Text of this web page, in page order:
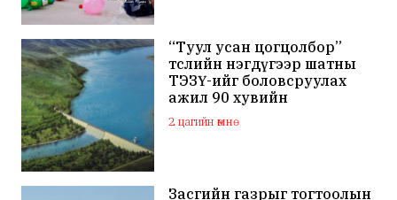
“Туул усан цогцолбор”
төслийн нэгдүгээр шатны
ТЭЗҮ-ийг боловсруулах
ажил 90 хувийн
гүйцэтгэлтэй байна
2 цагийн өмнө
Засгийн газрыг тогтоолын